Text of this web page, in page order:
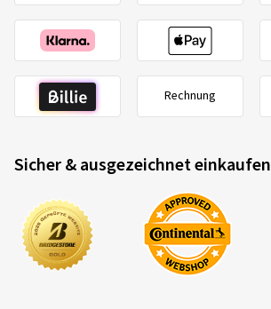
Rechnung
Sicher & ausgezeichnet einkaufen